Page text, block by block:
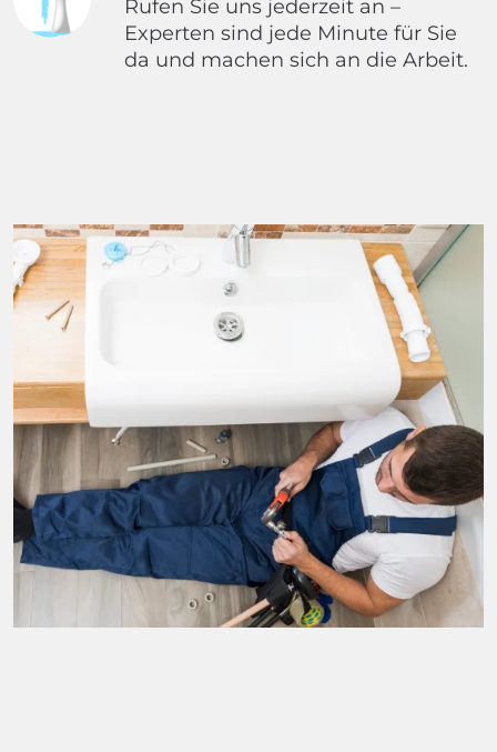
Rufen Sie uns jederzeit an –
Experten sind jede Minute für Sie
da und machen sich an die Arbeit.